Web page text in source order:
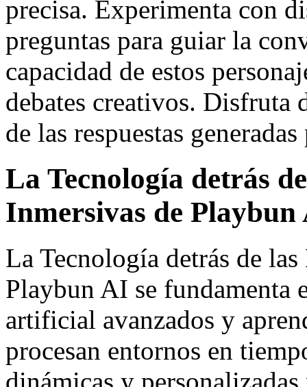
precisa. Experimenta con
preguntas para guiar la
capacidad de estos
debates creativos. Disfruta
de las respuestas
La Tecnología detrás
Inmersivas de Playbun
La Tecnología detrás de
Playbun AI se fundamenta
artificial avanzados y
procesan entornos en